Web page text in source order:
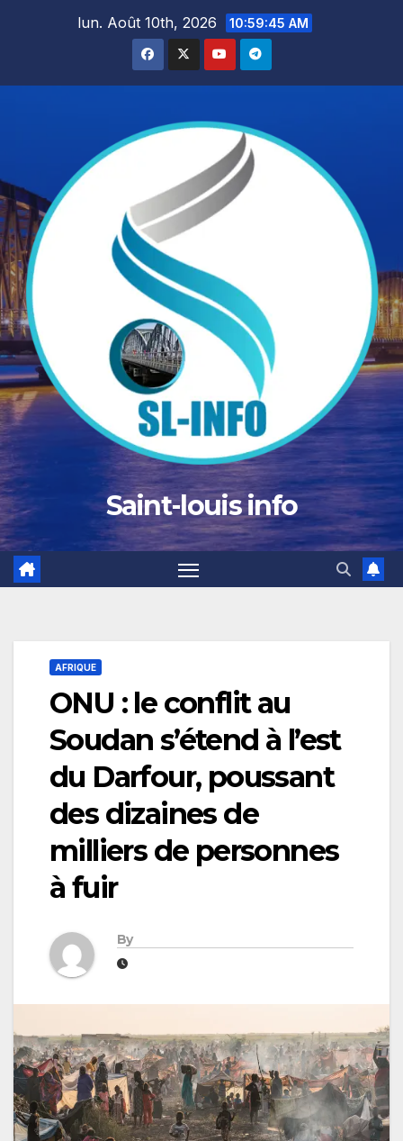
lun. Août 10th, 2026 10:59:47 AM
Saint-louis info
AFRIQUE
ONU : le conflit au
Soudan s’étend à l’est
du Darfour, poussant
des dizaines de
milliers de personnes
à fuir
By